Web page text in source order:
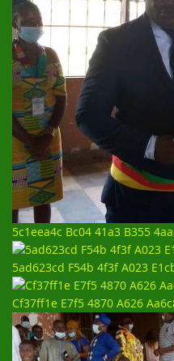
5c1eea4c Bc04 41a3 B355
5ad623cd F54b 4f3f A023
Cf37ff1e E7f5 4870 A626